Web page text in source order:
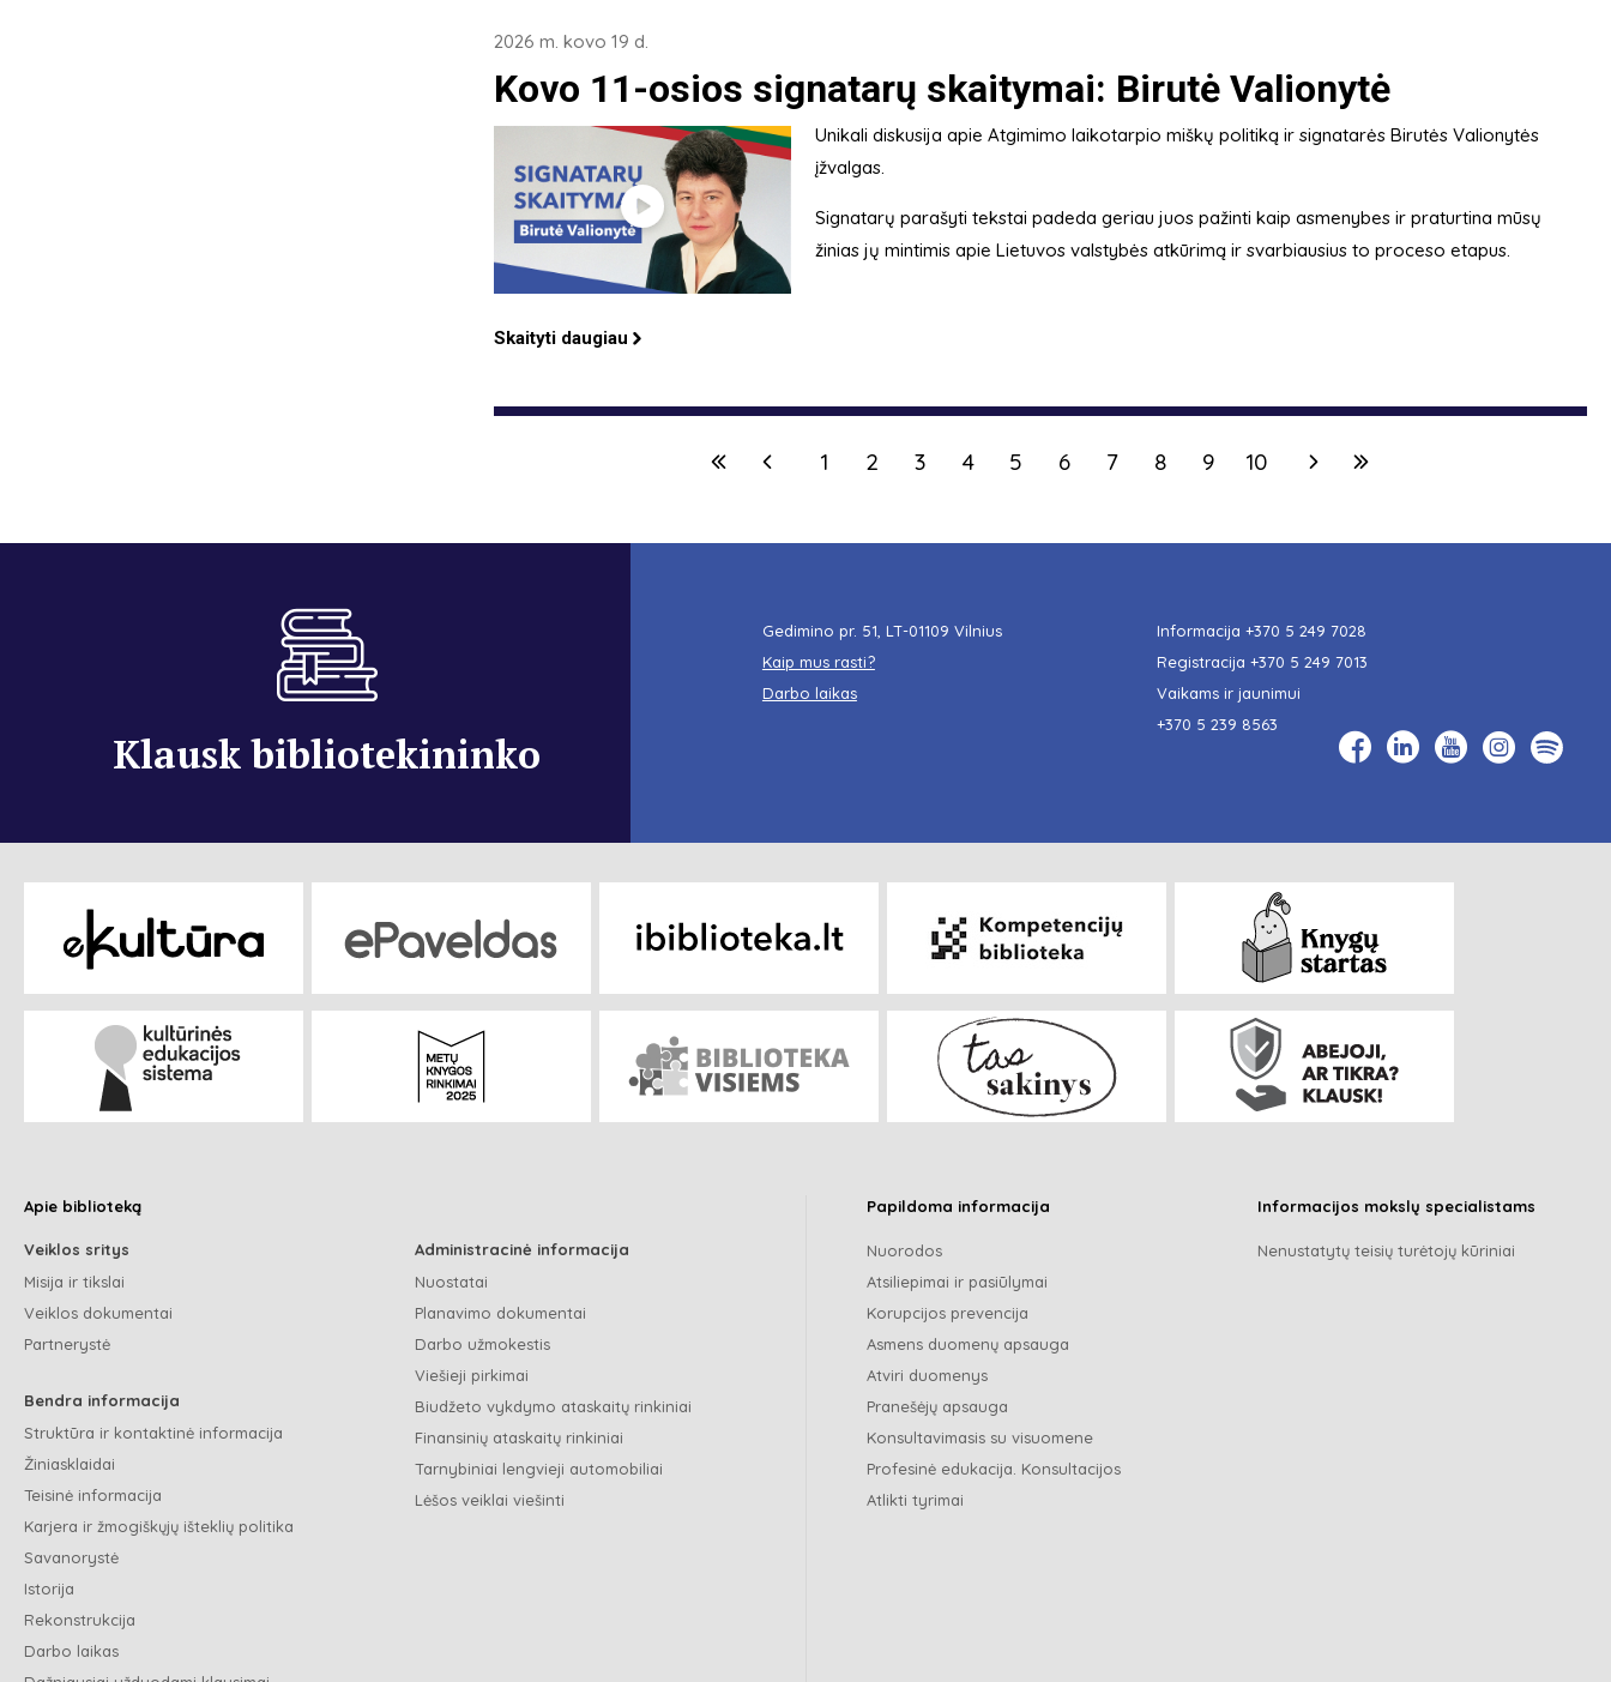
2026 m. kovo 19 d.
Kovo 11-osios signatarų skaitymai: Birutė Valionytė
Unikali diskusija apie Atgimimo laikotarpio miškų politiką ir signatarės Birutės Valionytės
įžvalgas.
Signatarų parašyti tekstai padeda geriau juos pažinti kaip asmenybes ir praturtina mūsų
žinias jų mintimis apie Lietuvos valstybės atkūrimą ir svarbiausius to proceso etapus.
Skaityti daugiau
1 2 3 4 5 6 7 8 9 10
Klausk bibliotekininko
Gedimino pr. 51, LT-01109 Vilnius
Kaip mus rasti?
Darbo laikas
Informacija +370 5 249 7028
Registracija +370 5 249 7013
Vaikams ir jaunimui
+370 5 239 8563
Apie biblioteką
Veiklos sritys
Misija ir tikslai
Veiklos dokumentai
Partnerystė
Bendra informacija
Struktūra ir kontaktinė informacija
Žiniasklaidai
Teisinė informacija
Karjera ir žmogiškųjų išteklių politika
Savanorystė
Istorija
Rekonstrukcija
Darbo laikas
Administracinė informacija
Nuostatai
Planavimo dokumentai
Darbo užmokestis
Viešieji pirkimai
Biudžeto vykdymo ataskaitų rinkiniai
Finansinių ataskaitų rinkiniai
Tarnybiniai lengvieji automobiliai
Lėšos veiklai viešinti
Papildoma informacija
Nuorodos
Atsiliepimai ir pasiūlymai
Korupcijos prevencija
Asmens duomenų apsauga
Atviri duomenys
Pranešėjų apsauga
Konsultavimasis su visuomene
Profesinė edukacija. Konsultacijos
Atlikti tyrimai
Informacijos mokslų specialistams
Nenustatytų teisių turėtojų kūriniai